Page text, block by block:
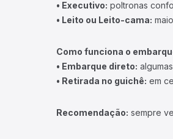
• Executivo: poltronas
• Leito ou Leito-cama:
Como funciona o
• Embarque direto:
• Retirada no guichê: em
Recomendação: sempre